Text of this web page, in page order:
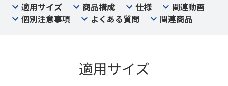
適用サイズ 商品構成 仕様
関連動画
個別注意事項
よくある質問 関連商品
適用サイズ